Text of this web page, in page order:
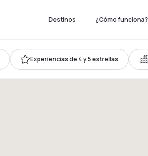
Destinos ¿Cómo funciona?
Experiencias de 4 y 5 estrellas